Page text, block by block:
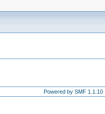
Powered by SMF 1.1.10